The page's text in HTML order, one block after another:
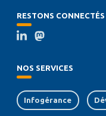
RESTONS CONNECTÉS
NOS SERVICES
Infogérance